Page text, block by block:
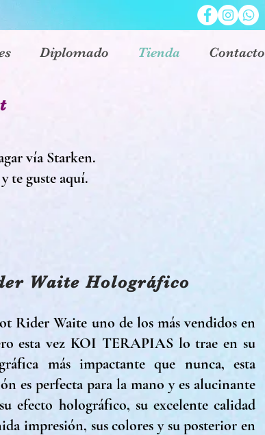
Diplomado Tienda Contacto
vía Starken.
te guste aquí.
Waite Holográfico
Rider Waite uno de los más vendidos en
esta vez KOI TERAPIAS lo trae en su
más impactante que nunca, esta
es perfecta para la mano y es alucinante
efecto holográfico, su excelente calidad
impresión, sus colores y su posterior en